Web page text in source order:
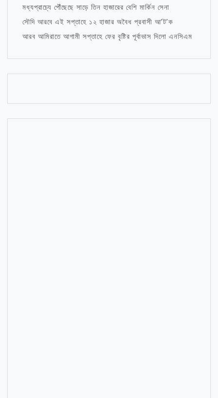
মধ্যপ্রাচ্যে পৌঁছেছে সাড়ে তিন হাজারের বেশি মার্কিন সেনা
সৌদি আরবে এই সপ্তাহে ১২ হাজার অবৈধ প্রবাসী আ’ট’ক
আরব আমিরাতে আগামী সপ্তাহে ফের বৃষ্টির পূর্বাভাস দিলো এনসিএম